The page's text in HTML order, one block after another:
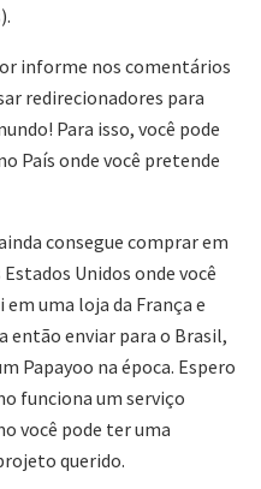
informe nos comentários
redirecionadores para
Para isso, você pode
País onde você pretende
consegue comprar em
Unidos onde você
uma loja da França e
então enviar para o Brasil,
Papayoo na época. Espero
funciona um serviço
você pode ter uma
querido.